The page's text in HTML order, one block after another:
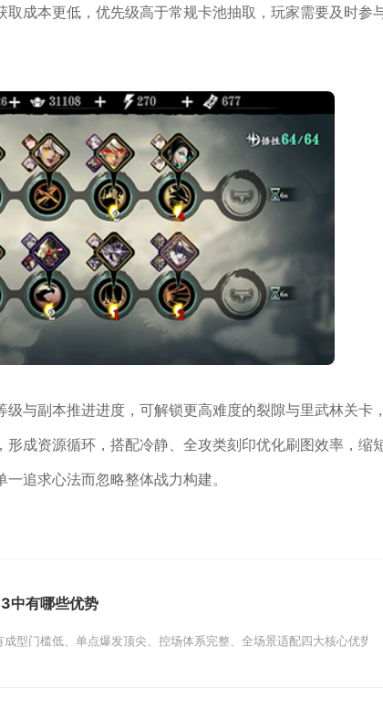
成本更低，优先级高于常规卡池抽取，玩家需要及时参
与副本推进进度，可解锁更高难度的裂隙与里武林关卡
成资源循环，搭配冷静、全攻类刻印优化刷图效率，缩
追求心法而忽略整体战力构建。
中有哪些优势
型门槛低、单点爆发顶尖、控场体系完整、全场景适配四大核心优势